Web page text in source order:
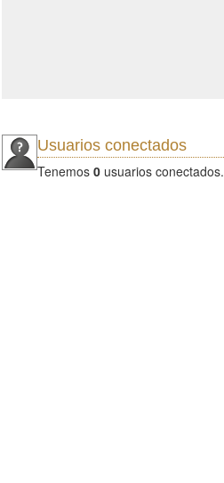
Usuarios conectados
Tenemos 0 usuarios conectados.